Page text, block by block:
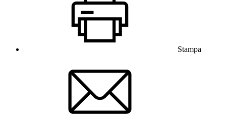
Stampa